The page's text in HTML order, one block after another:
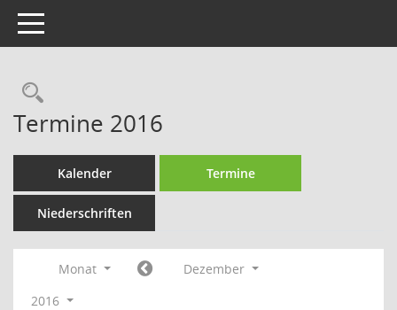
Toggle navigation
Rechercheauswahl
Termine 2016
Kalender Termine
Niederschriften
Monat
Dezember
2016